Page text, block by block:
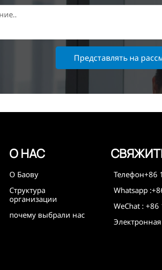
Представлять на
О НАС
О Баову
Структура
организации
почему выбрали нас
Телефон+86
Whatsapp
WeChat :